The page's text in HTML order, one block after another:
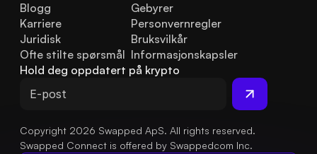
Blogg
Ofte stilte spørsmål
Juridisk
Karriere
Gebyrer
Personvernregler
Bruksvilkår
Informasjonskapsler
Hold deg oppdatert på krypto
Copyright 2026 Swapped ApS. All rights reserved.
Swapped Connect is offered by Swappedcom Inc.